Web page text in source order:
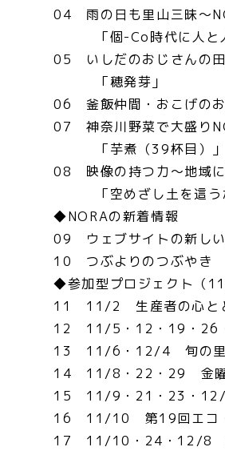
04 雨の日も里山三昧～
「個-Co時代に人と人
05 いしだのおじさんの
「穂発芽」
06 釜飯仲間・おこげの
07 神奈川野菜で大盛り
「芋煮（39杯目）」
08 映像の持つ力～地域
「空めざし土を這う
◆NORAの新着情報
09 ウェブサイトの新し
10 つぶよりのつぶやき
◆参加型プロジェクト（
11 11/2 生産者の心とと
12 11/5・12・19・26
13 11/6・12/4 旬の里
14 11/8・22・29 金曜
15 11/9・21・23・12/
16 11/10 第19回エコ・
17 11/10・24・12/8